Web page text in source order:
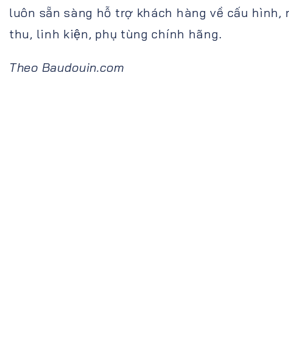
luôn sẵn sàng hỗ trợ khách hàng về cấu hình,
thu, linh kiện, phụ tùng chính hãng.
Theo Baudouin.com